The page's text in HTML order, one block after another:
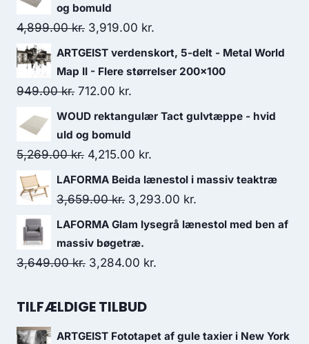
og bomuld
4,899.00kr. 3,919.00 kr.
ARTGEIST verdenskort, 5-delt - Metal World
Map II - Flere størrelser 200x100
949.00kr. 712.00 kr.
WOUD rektangulær Tact gulvtæppe - hvid
uld og bomuld
5,269.00kr. 4,215.00 kr.
LAFORMA Beida lænestol i massiv teaktræ
3,659.00kr. 3,293.00 kr.
LAFORMA Glam lysegrå lænestol med ben af
massiv bøgetræ.
3,649.00kr. 3,284.00 kr.
TILFÆLDIGE TILBUD
ARTGEIST Fototapet af gule taxier i New York